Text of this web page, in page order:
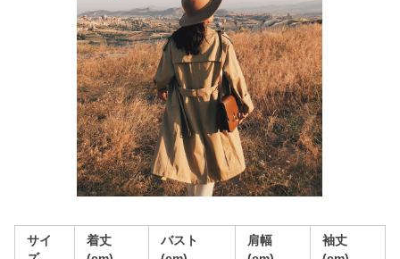
サイ
着丈
バスト
肩幅
袖丈